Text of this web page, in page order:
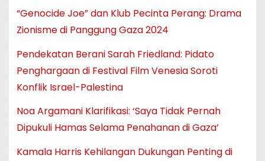
“Genocide Joe” dan Klub Pecinta Perang: Drama
Zionisme di Panggung Gaza 2024
Pendekatan Berani Sarah Friedland: Pidato
Penghargaan di Festival Film Venesia Soroti
Konflik Israel-Palestina
Noa Argamani Klarifikasi: ‘Saya Tidak Pernah
Dipukuli Hamas Selama Penahanan di Gaza’
Kamala Harris Kehilangan Dukungan Penting di